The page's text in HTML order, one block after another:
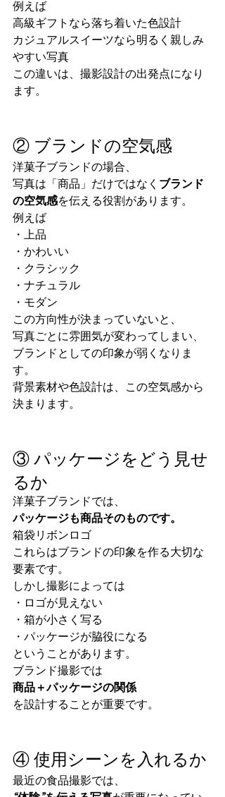
例えば
高級ギフトなら落ち着いた色設計
カジュアルスイーツなら明るく親しみ
やすい写真
この違いは、撮影設計の出発点になり
ます。
② ブランドの空気感
洋菓子ブランドの場合、
写真は「商品」だけではなく ブランド
の空気感を伝える役割があります。
例えば
・上品
・かわいい
・クラシック
・ナチュラル
・モダン
この方向性が決まっていないと、
写真ごとに雰囲気が変わってしまい、
ブランドとしての印象が弱くなりま
す。
背景素材や色設計は、この空気感から
決まります。
③ パッケージをどう見せ
るか
洋菓子ブランドでは、
パッケージも商品そのものです。
箱袋リボンロゴ
これらはブランドの印象を作る大切な
要素です。
しかし撮影によっては
・ロゴが見えない
・箱が小さく写る
・パッケージが脇役になる
ということがあります。
ブランド撮影では
商品＋パッケージの関係
を設計することが重要です。
④ 使用シーンを入れるか
最近の食品撮影では、